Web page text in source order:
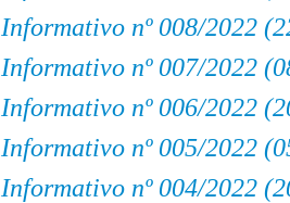
Informativo nº 008/2022
Informativo nº 007/2022
Informativo nº 006/2022
Informativo nº 005/2022
Informativo nº 004/2022